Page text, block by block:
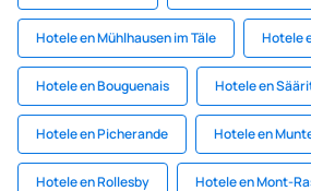
Hotele en Mühlhausen im Täle Hotele
Hotele en Bouguenais Hotele en
Hotele en Picherande Hotele en
Hotele en Rollesby Hotele en Mont-